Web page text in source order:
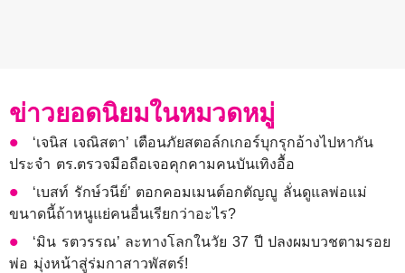
ข่าวยอดนิยมในหมวดหมู่
‘เจนิส เจณิสตา’ เตือนภัยสตอล์กเกอร์บุกรุกอ้างไปหากัน
ประจำ ตร.ตรวจมือถือเจอคุกคามคนบันเทิงอื้อ
‘เบสท์ รักษ์วนีย์’ ตอกคอมเมนต์อกตัญญู ลั่นดูแลพ่อแม่
ขนาดนี้ถ้าหนูแย่คนอื่นเรียกว่าอะไร?
‘มิน รตวรรณ’ ละทางโลกในวัย 37 ปี ปลงผมบวชตามรอย
พ่อ มุ่งหน้าสู่ร่มกาสาวพัสตร์!